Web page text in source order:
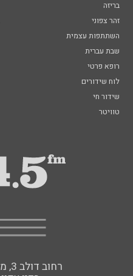
בריזה
זהר צפוני
השתתפות עצמית
שבת עברית
רופא פרטי
לוח שידורים
שידור חי
טוויטר
רחוב דולב 3, מגדל תפן, ת.ד 56